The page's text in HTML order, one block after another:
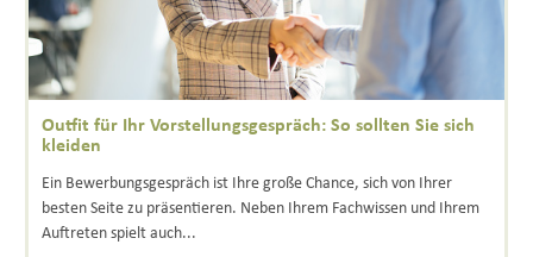
Outfit für Ihr Vorstellungsgespräch: So sollten Sie sich
kleiden
Ein Bewerbungsgespräch ist Ihre große Chance, sich von Ihrer
besten Seite zu präsentieren. Neben Ihrem Fachwissen und Ihrem
Auftreten spielt auch...